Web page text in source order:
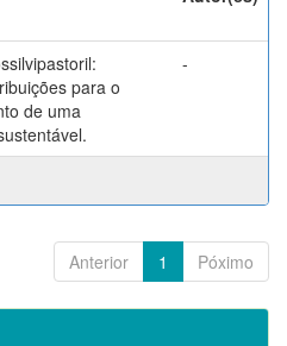
para o
de uma
-
Anterior 1 Póximo